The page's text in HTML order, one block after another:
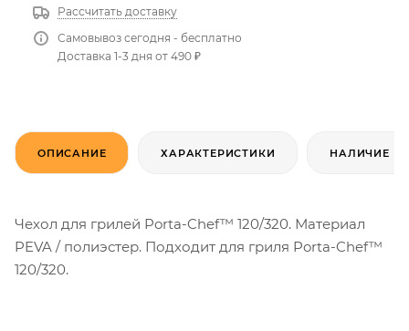
Рассчитать доставку
Самовывоз сегодня - бесплатно
Доставка 1-3 дня от 490 ₽
ОПИСАНИЕ ХАРАКТЕРИСТИКИ НАЛИЧИЕ
Чехол для грилей Porta-Chef™ 120/320. Материал
PEVA / полиэстер. Подходит для гриля Porta-Chef™
120/320.